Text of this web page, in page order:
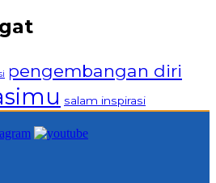
pengembangan diri
salam inspirasi